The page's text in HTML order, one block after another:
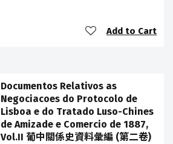
Add to Cart
Documentos Relativos as
Negociacoes do Protocolo de
Lisboa e do Tratado Luso-Chines
de Amizade e Comercio de 1887,
Vol.II 葡中關係史資料彙編 (第二卷)